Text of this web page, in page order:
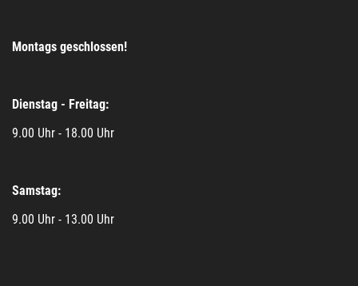
Montags geschlossen!
Dienstag - Freitag:
9.00 Uhr - 18.00 Uhr
Samstag:
9.00 Uhr - 13.00 Uhr